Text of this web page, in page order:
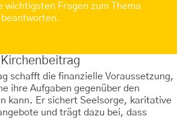
wichtigsten Fragen zum Thema
schafft die finanzielle Voraussetzung,
ihre Aufgaben gegenüber den
kann. Er sichert Seelsorge, karitative
und trägt dazu bei, dass